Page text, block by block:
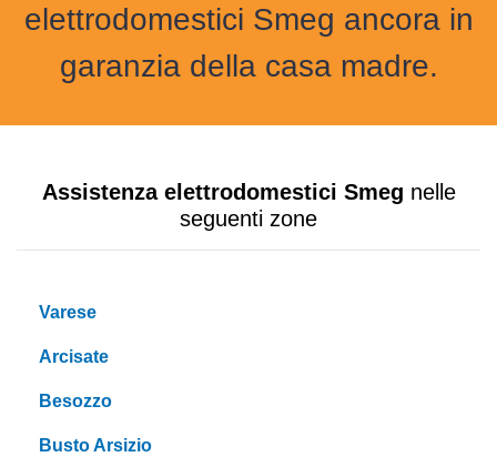
elettrodomestici Smeg ancora in
garanzia della casa madre.
Assistenza elettrodomestici Smeg nelle
seguenti zone
Varese
Arcisate
Besozzo
Busto Arsizio